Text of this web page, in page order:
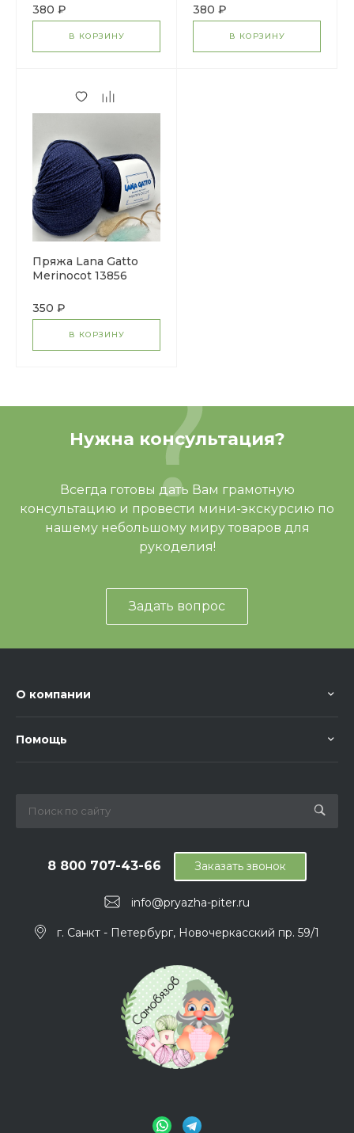
380 ₽
В КОРЗИНУ
380 ₽
В КОРЗИНУ
Пряжа Lana Gatto
Merinocot 13856
350 ₽
В КОРЗИНУ
Нужна консультация?
Всегда готовы дать Вам грамотную
консультацию и провести мини-экскурсию по
нашему небольшому миру товаров для
рукоделия!
Задать вопрос
О компании
Помощь
info@pryazha-piter.ru
8 800 707-43-66
г. Санкт - Петербург, Новочеркасский пр. 59/1
Заказать звонок